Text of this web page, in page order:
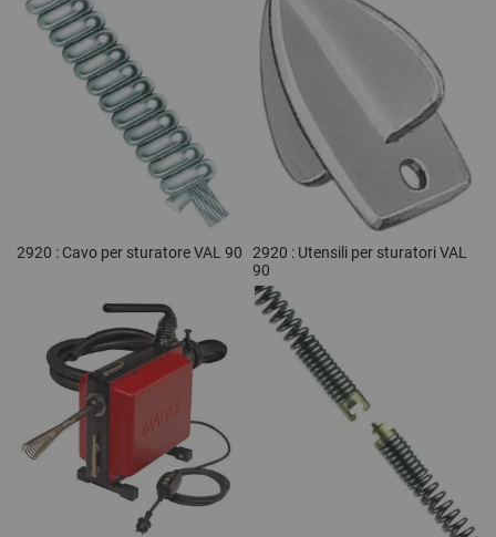
2920 : Cavo per sturatore VAL 90 2920 : Utensili per sturatori VAL
90